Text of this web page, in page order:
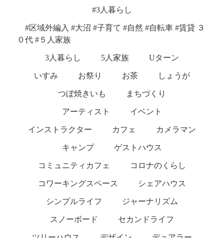
#3人暮らし
#区域外編入 #大沼 #子育て #自然 #自転車 #賃貸 ３
０代 #５人家族
3人暮らし 5人家族 Uターン
いすみ お祭り お茶 しょうが
つぼ焼きいも まちづくり
アーティスト イベント
インストラクター カフェ カメラマン
キャンプ ゲストハウス
コミュニティカフェ コロナのくらし
コワーキングスペース シェアハウス
シンプルライフ ジャーナリズム
スノーボード セカンドライフ